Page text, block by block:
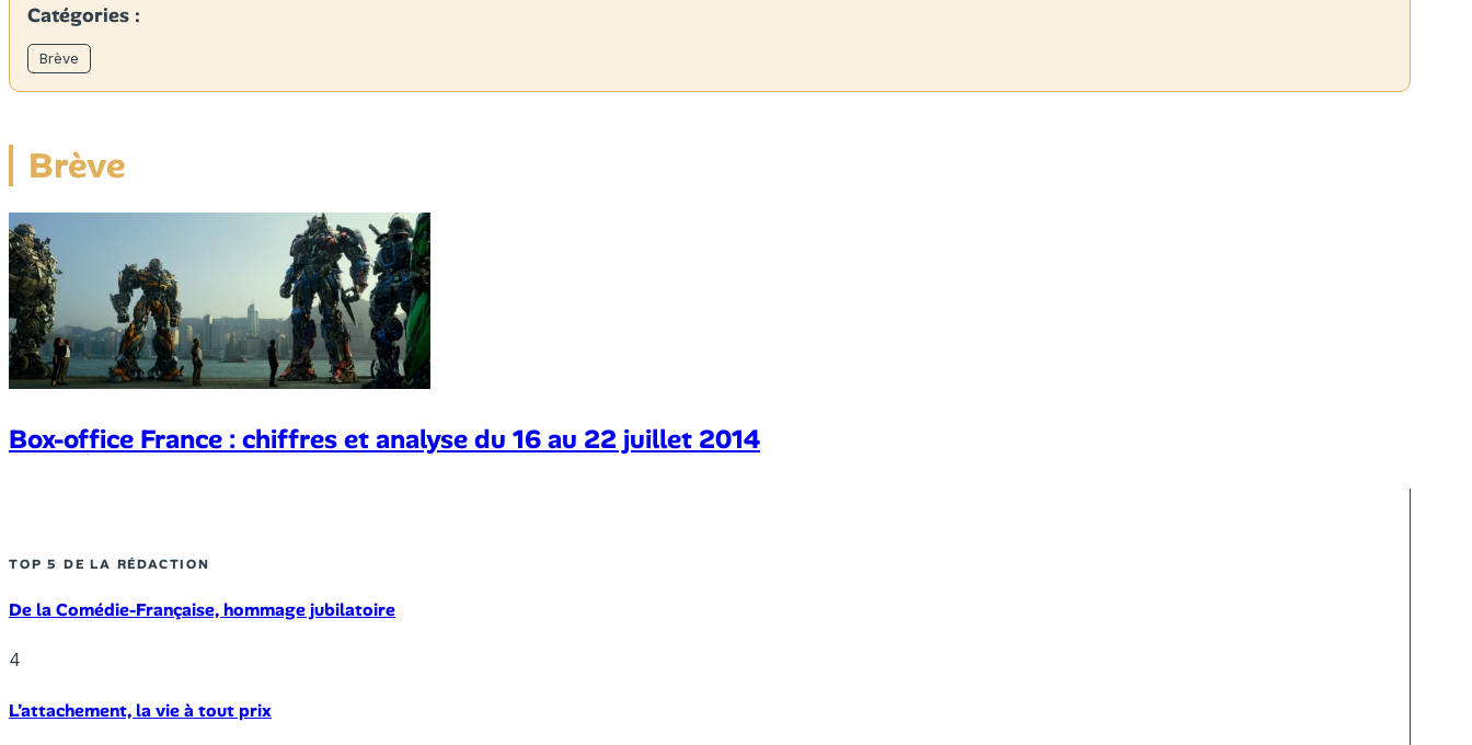
Catégories :
Brève
Brève
Box-office France : chiffres et analyse du 16 au 22 juillet 2014
TOP 5 DE LA RÉDACTION
De la Comédie-Française, hommage jubilatoire
4
L’attachement, la vie à tout prix